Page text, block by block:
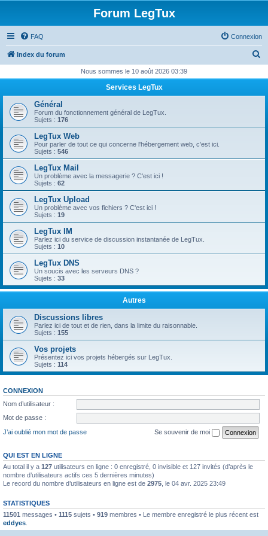
Forum LegTux
FAQ Connexion
Index du forum
h
r
Nous sommes le 10 août 2026 03:39
Services LegTux
Général
Forum du fonctionnement général de LegTux.
Sujets : 176
LegTux Web
Pour parler de tout ce qui concerne l'hébergement web, c'est ici.
Sujets : 546
LegTux Mail
Un problème avec la messagerie ? C'est ici !
Sujets : 62
LegTux Upload
Un problème avec vos fichiers ? C'est ici !
Sujets : 19
LegTux IM
Parlez ici du service de discussion instantanée de LegTux.
Sujets : 10
LegTux DNS
Un soucis avec les serveurs DNS ?
Sujets : 33
Autres
Discussions libres
Parlez ici de tout et de rien, dans la limite du raisonnable.
Sujets : 155
Vos projets
Présentez ici vos projets hébergés sur LegTux.
Sujets : 114
CONNEXION
Nom d’utilisateur :
Mot de passe :
J’ai oublié mon mot de passe
Se souvenir de moi
QUI EST EN LIGNE
Au total il y a 127 utilisateurs en ligne : 0 enregistré, 0 invisible et 127 invités (d’après le
nombre d’utilisateurs actifs ces 5 dernières minutes)
Le record du nombre d’utilisateurs en ligne est de 2975 , le 04 avr. 2025 23:49
STATISTIQUES
11501 messages • 1115 sujets • 919 membres • Le membre enregistré le plus récent est
eddyes